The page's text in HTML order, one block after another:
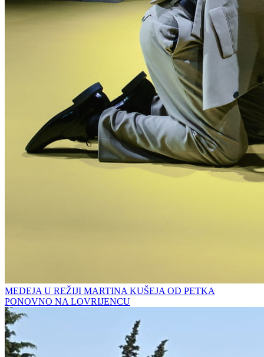
MEDEJA U REŽIJI MARTINA KUŠEJA OD PETKA
PONOVNO NA LOVRIJENCU